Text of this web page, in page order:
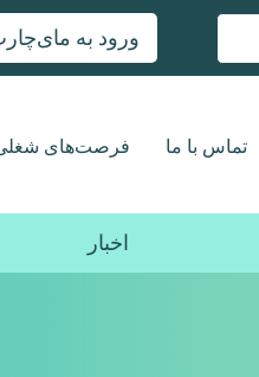
ورود به
تماس با ما فرصت‌های
اخبار